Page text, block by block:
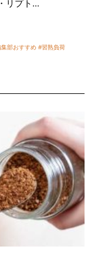
リプト...
集部おすすめ #習熟負荷